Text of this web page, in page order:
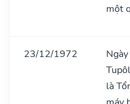
một
23/12/1972
là